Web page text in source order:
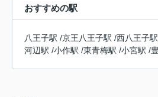
おすすめの駅
八王子駅 /京王八王子駅 /西八王子駅
河辺駅 /小作駅 /東青梅駅 /小宮駅 /